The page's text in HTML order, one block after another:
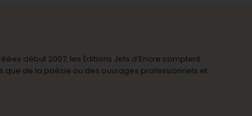
début 2007, les Éditions Jets d’Encre comptent
que de la poésie ou des ouvrages professionnels et